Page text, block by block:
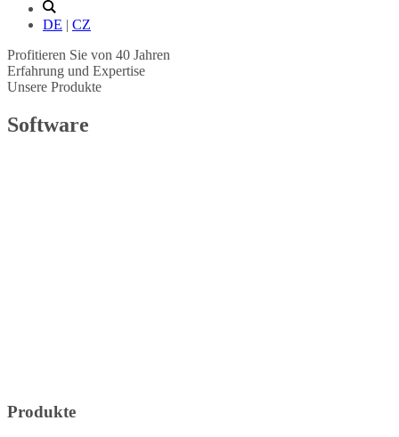
DE | CZ
Profitieren Sie von 40 Jahren
Erfahrung und Expertise
Unsere Produkte
Software
Produkte